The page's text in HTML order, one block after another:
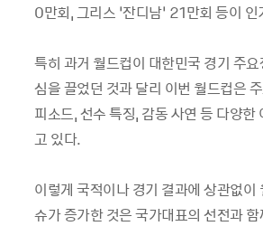
0만회, 그리스 ‘잔디남’ 21만회 등이
특히 과거 월드컵이 대한민국 경기 주
심을 끌었던 것과 달리 이번 월드컵은
피소드, 선수 특징, 감동 사연 등 다양한
고 있다.
이렇게 국적이나 경기 결과에 상관없이
슈가 증가한 것은 국가대표의 선전과